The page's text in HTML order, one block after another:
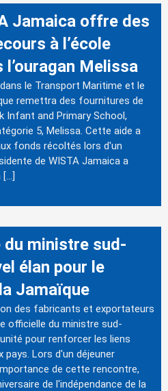
Jamaica offre des
à l’école
Melissa
le Transport Maritime et le
remettra des fournitures de
Infant and Primary School,
5, Melissa. Cette aide a
fonds récoltés lors d'un
de WISTA Jamaica a
[…]
ministre sud-
élan pour le
Jamaïque
des fabricants et exportateurs
officielle du ministre sud-
pour renforcer les liens
pays. Lors d'un déjeuner
de cette rencontre,
de l'indépendance de la